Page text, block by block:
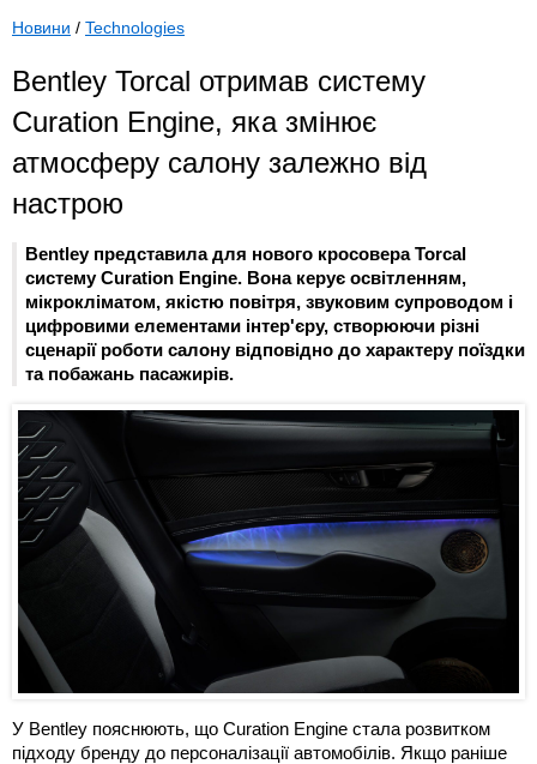
Новини / Technologies
Bentley Torcal отримав систему
Curation Engine, яка змінює
атмосферу салону залежно від
настрою
Bentley представила для нового кросовера Torcal
систему Curation Engine. Вона керує освітленням,
мікрокліматом, якістю повітря, звуковим супроводом і
цифровими елементами інтер'єру, створюючи різні
сценарії роботи салону відповідно до характеру поїздки
та побажань пасажирів.
У Bentley пояснюють, що Curation Engine стала розвитком
підходу бренду до персоналізації автомобілів. Якщо раніше